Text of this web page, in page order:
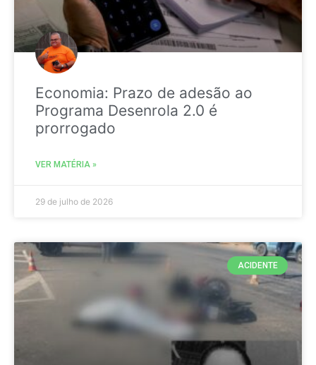
Economia: Prazo de adesão ao
Programa Desenrola 2.0 é
prorrogado
VER MATÉRIA »
29 de julho de 2026
ACIDENTE